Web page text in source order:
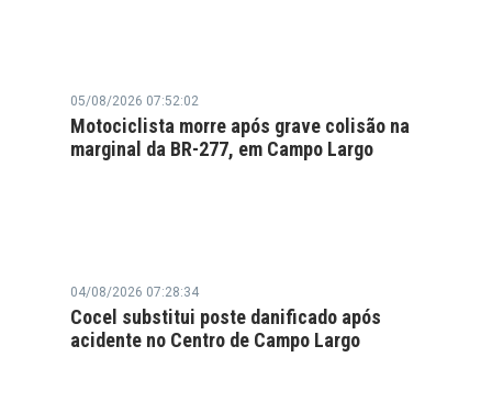
05/08/2026 07:52:02
Motociclista morre após grave colisão na
marginal da BR-277, em Campo Largo
04/08/2026 07:28:34
Cocel substitui poste danificado após
acidente no Centro de Campo Largo